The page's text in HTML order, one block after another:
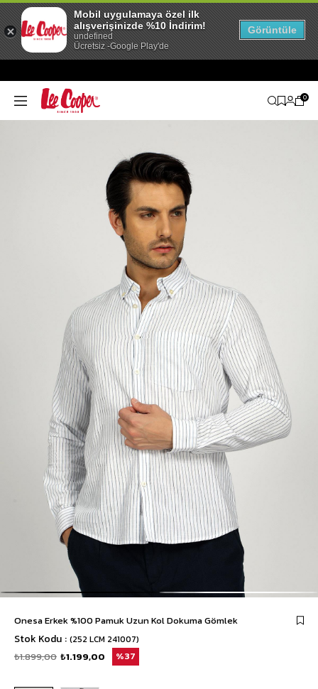
0
Onesa Erkek %100 Pamuk Uzun Kol Dokuma Gömlek
Stok Kodu (252 LCM 241007)
₺1.899,00 ₺1.199,00 37
Mobil uygulamaya özel ilk
alışverişinizde %10 İndirim!
undefined
Ücretsiz -Google Play'de
Görüntüle